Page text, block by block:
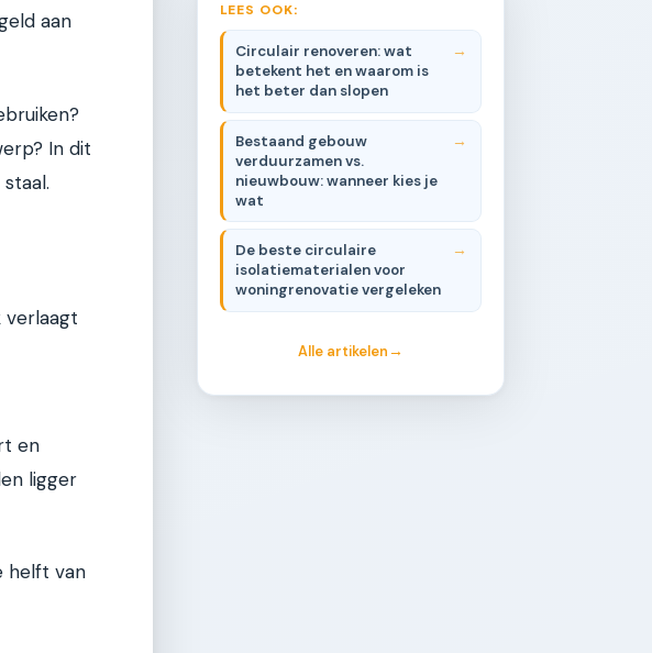
aan
In dit
verlaagt
en
ligger
helft van
LEES OOK:
Circulair renoveren: wat
betekent het en waarom is
het beter dan slopen
Bestaand gebouw
verduurzamen vs.
nieuwbouw: wanneer kies je
wat
De beste circulaire
isolatiematerialen voor
woningrenovatie vergeleken
Alle artikelen